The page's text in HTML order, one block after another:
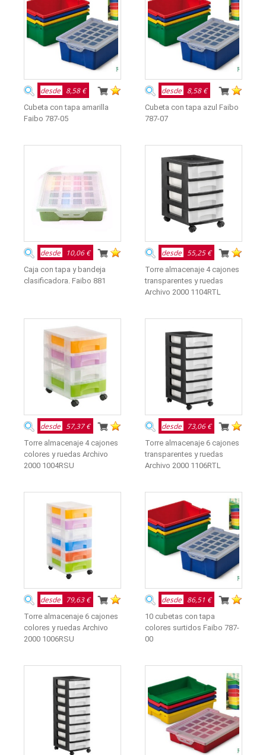
desde 8,58 €
Cubeta con tapa amarilla
Faibo 787-05
desde 8,58 €
Cubeta con tapa azul Faibo
787-07
desde 10,06 €
Caja con tapa y bandeja
clasificadora. Faibo 881
desde 55,25 €
Torre almacenaje 4 cajones
transparentes y ruedas
Archivo 2000 1104RTL
desde 57,37 €
Torre almacenaje 4 cajones
colores y ruedas Archivo
2000 1004RSU
desde 73,06 €
Torre almacenaje 6 cajones
transparentes y ruedas
Archivo 2000 1106RTL
desde 79,63 €
Torre almacenaje 6 cajones
colores y ruedas Archivo
2000 1006RSU
desde 86,51 €
10 cubetas con tapa
colores surtidos Faibo 787-
00